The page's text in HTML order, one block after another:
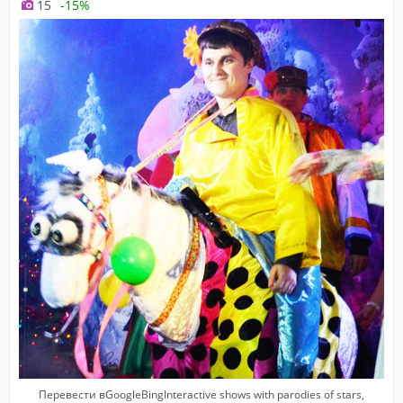
15 -15%
Перевести вGoogleBingInteractive shows with parodies of stars,